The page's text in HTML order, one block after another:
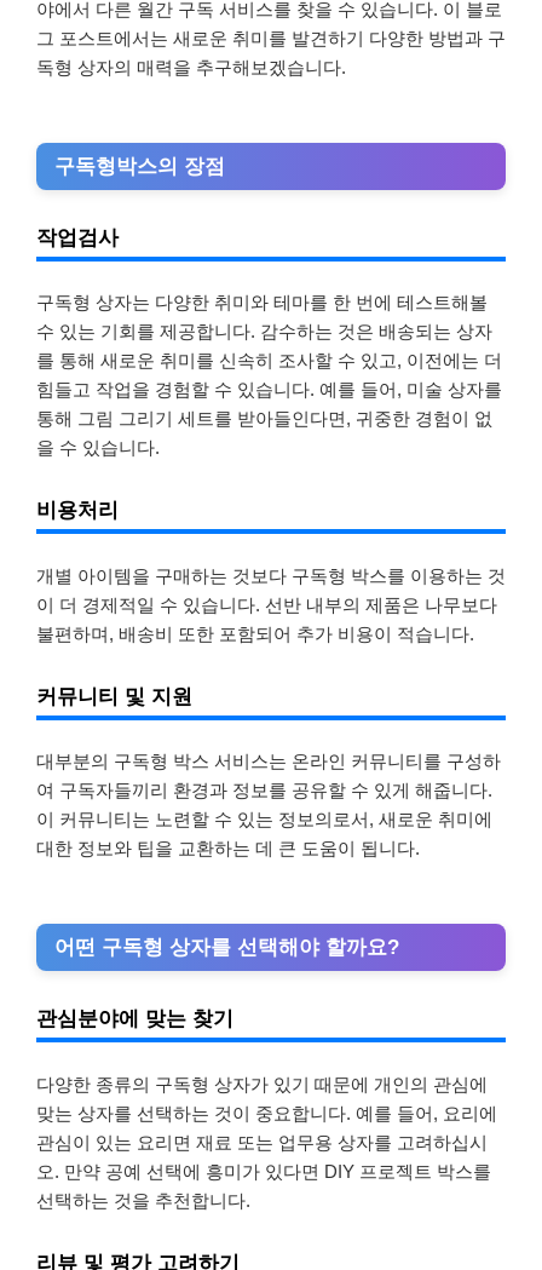
야에서 다른 월간 구독 서비스를 찾을 수 있습니다. 이 블로
그 포스트에서는 새로운 취미를 발견하기 다양한 방법과 구
독형 상자의 매력을 추구해보겠습니다.
구독형박스의 장점
작업검사
구독형 상자는 다양한 취미와 테마를 한 번에 테스트해볼
수 있는 기회를 제공합니다. 감수하는 것은 배송되는 상자
를 통해 새로운 취미를 신속히 조사할 수 있고, 이전에는 더
힘들고 작업을 경험할 수 있습니다. 예를 들어, 미술 상자를
통해 그림 그리기 세트를 받아들인다면, 귀중한 경험이 없
을 수 있습니다.
비용처리
개별 아이템을 구매하는 것보다 구독형 박스를 이용하는 것
이 더 경제적일 수 있습니다. 선반 내부의 제품은 나무보다
불편하며, 배송비 또한 포함되어 추가 비용이 적습니다.
커뮤니티 및 지원
대부분의 구독형 박스 서비스는 온라인 커뮤니티를 구성하
여 구독자들끼리 환경과 정보를 공유할 수 있게 해줍니다.
이 커뮤니티는 노련할 수 있는 정보의로서, 새로운 취미에
대한 정보와 팁을 교환하는 데 큰 도움이 됩니다.
어떤 구독형 상자를 선택해야 할까요?
관심분야에 맞는 찾기
다양한 종류의 구독형 상자가 있기 때문에 개인의 관심에
맞는 상자를 선택하는 것이 중요합니다. 예를 들어, 요리에
관심이 있는 요리면 재료 또는 업무용 상자를 고려하십시
오. 만약 공예 선택에 흥미가 있다면 DIY 프로젝트 박스를
선택하는 것을 추천합니다.
리뷰 및 평가 고려하기